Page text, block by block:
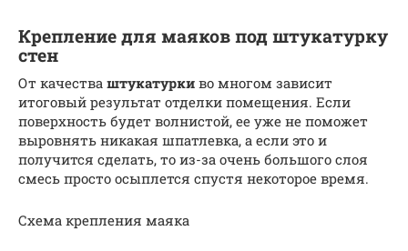
Крепление для маяков под штукатурку
стен
От качества штукатурки во многом зависит
итоговый результат отделки помещения. Если
поверхность будет волнистой, ее уже не поможет
выровнять никакая шпатлевка, а если это и
получится сделать, то из-за очень большого слоя
смесь просто осыплется спустя некоторое время.
Схема крепления маяка